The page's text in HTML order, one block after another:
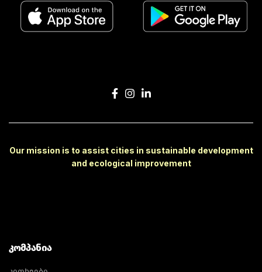
Our mission is to assist cities in sustainable development
and ecological improvement
ᲙᲝᲛᲞᲐᲜᲘᲐ